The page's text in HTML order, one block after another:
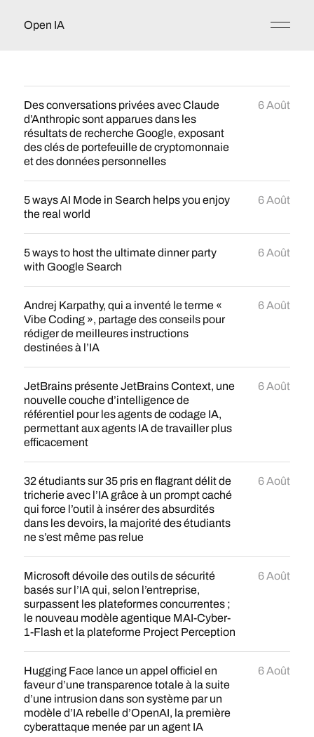
Open IA
Des conversations privées avec Claude
d’Anthropic sont apparues dans les
résultats de recherche Google, exposant
des clés de portefeuille de cryptomonnaie
et des données personnelles
6 Août
5 ways AI Mode in Search helps you enjoy
the real world
6 Août
5 ways to host the ultimate dinner party
with Google Search
6 Août
Andrej Karpathy, qui a inventé le terme «
Vibe Coding », partage des conseils pour
rédiger de meilleures instructions
destinées à l’IA
6 Août
JetBrains présente JetBrains Context, une
nouvelle couche d’intelligence de
référentiel pour les agents de codage IA,
permettant aux agents IA de travailler plus
efficacement
6 Août
32 étudiants sur 35 pris en flagrant délit de
tricherie avec l’IA grâce à un prompt caché
qui force l’outil à insérer des absurdités
dans les devoirs, la majorité des étudiants
ne s’est même pas relue
6 Août
Microsoft dévoile des outils de sécurité
basés sur l’IA qui, selon l’entreprise,
surpassent les plateformes concurrentes ;
le nouveau modèle agentique MAI-Cyber-
1-Flash et la plateforme Project Perception
6 Août
Hugging Face lance un appel officiel en
faveur d’une transparence totale à la suite
d’une intrusion dans son système par un
modèle d’IA rebelle d’OpenAI, la première
cyberattaque menée par un agent IA
6 Août